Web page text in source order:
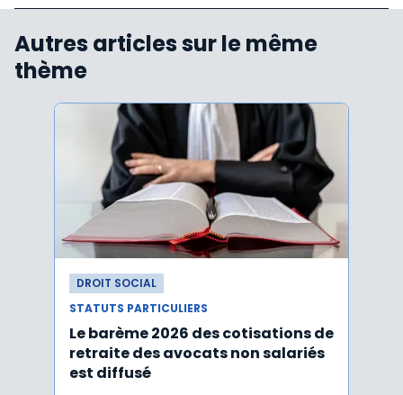
Autres articles sur le même
thème
DROIT SOCIAL
STATUTS PARTICULIERS
Le barème 2026 des cotisations de
retraite des avocats non salariés
est diffusé